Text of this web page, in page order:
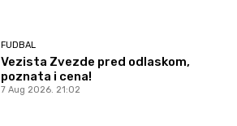
FUDBAL
Vezista Zvezde pred odlaskom,
poznata i cena!
7 Aug 2026. 21:02